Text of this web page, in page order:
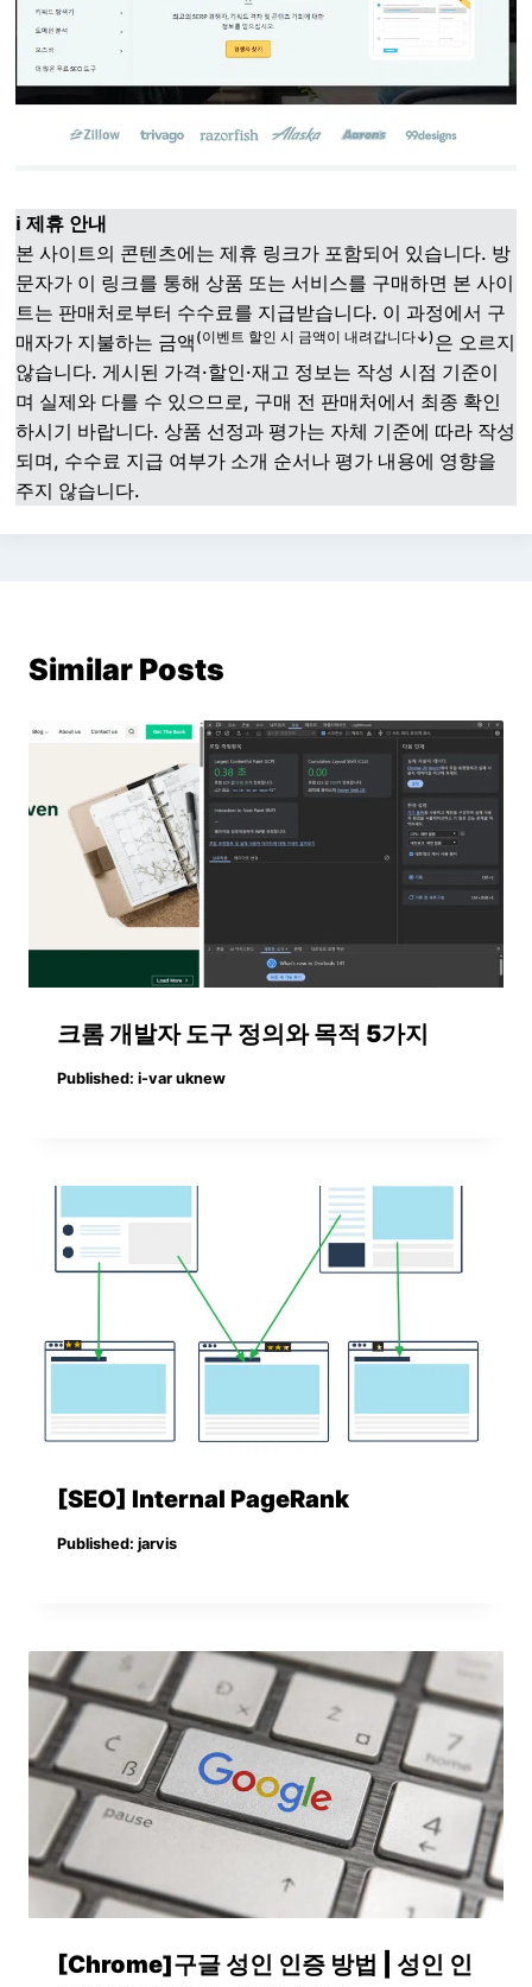
ℹ️ 제휴 안내
본 사이트의 콘텐츠에는 제휴 링크가 포함되어 있습니다. 방
문자가 이 링크를 통해 상품 또는 서비스를 구매하면 본 사이
트는 판매처로부터 수수료를 지급받습니다. 이 과정에서 구
매자가 지불하는 금액 (이벤트 할인 시 금액이 내려갑니다↓)은 오르지
않습니다. 게시된 가격·할인·재고 정보는 작성 시점 기준이
며 실제와 다를 수 있으므로, 구매 전 판매처에서 최종 확인
하시기 바랍니다. 상품 선정과 평가는 자체 기준에 따라 작성
되며, 수수료 지급 여부가 소개 순서나 평가 내용에 영향을
주지 않습니다.
Similar Posts
크롬 개발자 도구 정의와 목적 5가지
Published: i-var uknew
[SEO] Internal PageRank
Published: jarvis
[Chrome]구글 성인 인증 방법 | 성인 인